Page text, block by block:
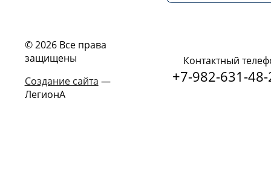
© 2026 Все права
защищены
Создание сайта —
ЛегионА
Контактный
+7-982-631-